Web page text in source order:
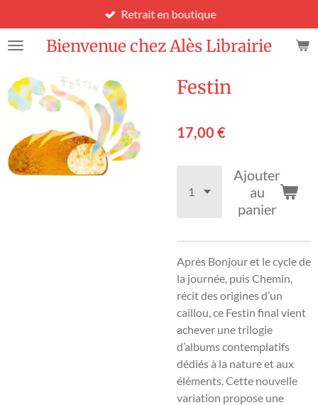
au
contenuBienvenue chez Alès Librairie
Retrait en boutique
Festin
17,00 €
Ajouter
au
panier
Après Bonjour et le cycle de
la journée, puis Chemin,
récit des origines d’un
caillou, ce Festin final vient
achever une trilogie
d’albums contemplatifs
dédiés à la nature et aux
éléments.Cette nouvelle
variation propose une